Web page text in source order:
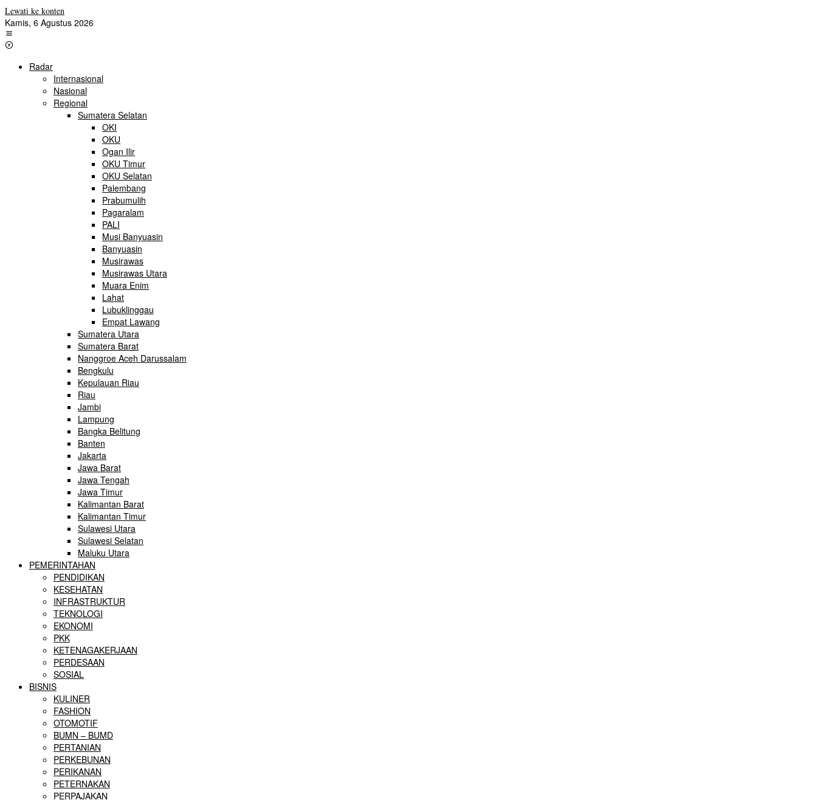
Lewati ke konten
Kamis, 6 Agustus 2026
Radar
Internasional
Nasional
Regional
Sumatera Selatan
OKI
OKU
Ogan Ilir
OKU Timur
OKU Selatan
Palembang
Prabumulih
Pagaralam
PALI
Musi Banyuasin
Banyuasin
Musirawas
Musirawas Utara
Muara Enim
Lahat
Lubuklinggau
Empat Lawang
Sumatera Utara
Sumatera Barat
Nanggroe Aceh Darussalam
Bengkulu
Kepulauan Riau
Riau
Jambi
Lampung
Bangka Belitung
Banten
Jakarta
Jawa Barat
Jawa Tengah
Jawa Timur
Kalimantan Barat
Kalimantan Timur
Sulawesi Utara
Sulawesi Selatan
Maluku Utara
PEMERINTAHAN
PENDIDIKAN
KESEHATAN
INFRASTRUKTUR
TEKNOLOGI
EKONOMI
PKK
KETENAGAKERJAAN
PERDESAAN
SOSIAL
BISNIS
KULINER
FASHION
OTOMOTIF
BUMN – BUMD
PERTANIAN
PERKEBUNAN
PERIKANAN
PETERNAKAN
PERPAJAKAN